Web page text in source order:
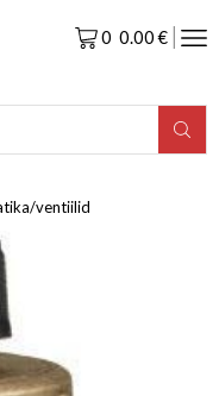
0 0.00€
ventiilid